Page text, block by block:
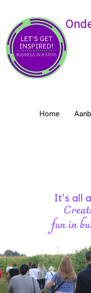
Home
Opleiding
van Let's